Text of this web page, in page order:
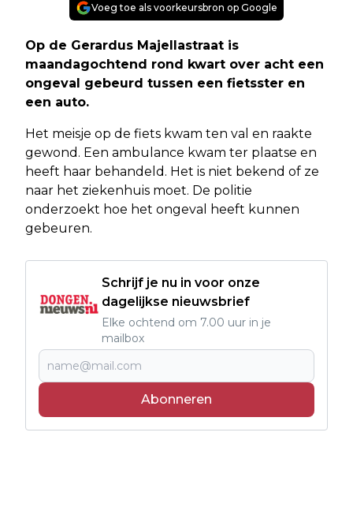
Voeg toe als voorkeursbron op Google
Op de Gerardus Majellastraat is
maandagochtend rond kwart over acht een
ongeval gebeurd tussen een fietsster en
een auto.
Het meisje op de fiets kwam ten val en raakte
gewond. Een ambulance kwam ter plaatse en
heeft haar behandeld. Het is niet bekend of ze
naar het ziekenhuis moet. De politie
onderzoekt hoe het ongeval heeft kunnen
gebeuren.
Schrijf je nu in voor onze
dagelijkse nieuwsbrief
Elke ochtend om 7.00 uur in je
mailbox
Abonneren